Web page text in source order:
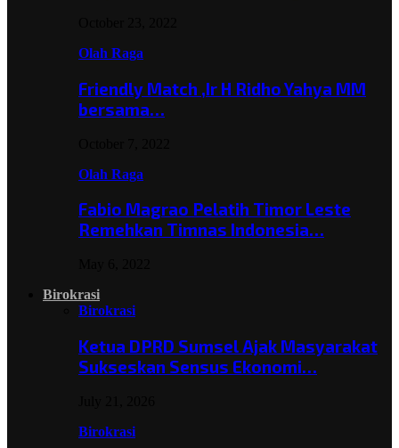
Olah Raga
Friendly Match ,Ir H Ridho Yahya MM
bersama…
Olah Raga
Fabio Magrao Pelatih Timor Leste
Remehkan Timnas Indonesia…
Birokrasi
Birokrasi
Ketua DPRD Sumsel Ajak Masyarakat
Sukseskan Sensus Ekonomi…
Birokrasi